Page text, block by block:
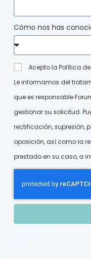
Cómo nos has
Acepto la Política
Le informamos del
que es responsable
gestionar su solicitud.
rectificación, supresión,
oposición, así como la
prestado en su caso, a